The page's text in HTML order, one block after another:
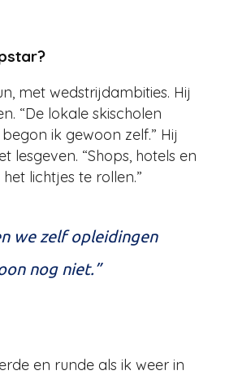
met wedstrijdambities. Hij
“De lokale skischolen
ik gewoon zelf.” Hij
“Shops, hotels en
lichtjes te rollen.”
we zelf opleidingen
nog niet.”
en runde als ik weer in